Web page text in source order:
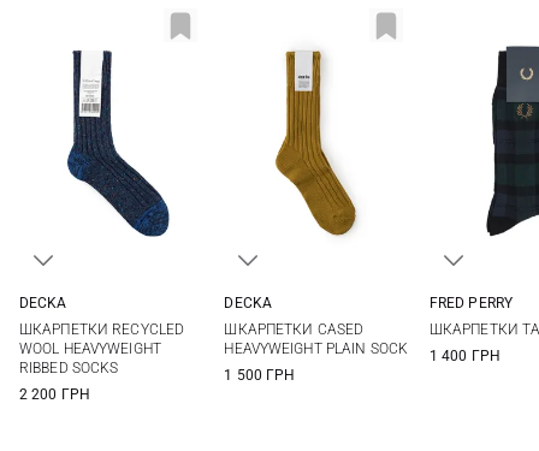
DECKA
ШКАРПЕТКИ RECYCLED
WOOL HEAVYWEIGHT
RIBBED SOCKS
2 200 ГРН
DECKA
ШКАРПЕТКИ CASED
HEAVYWEIGHT PLAIN SOCK
1 500 ГРН
FRED PERRY
ШКАРПЕТКИ
1 400 ГРН